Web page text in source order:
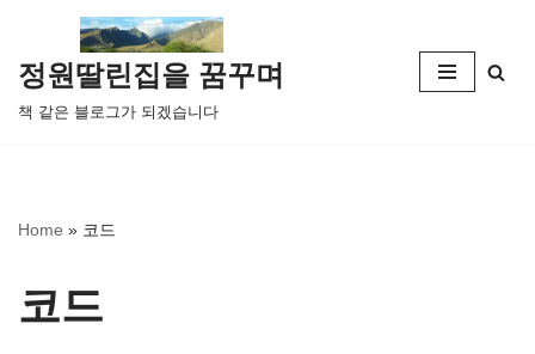
콘
텐
츠
뛰
정원딸린집을 꿈꾸며
책 같은 블로그가 되겠습니다
Home » 코드
코드